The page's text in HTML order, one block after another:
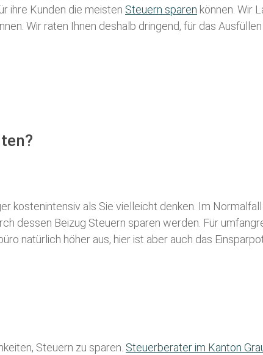
ihre Kunden die meisten Steuern sparen können. Wir
Wir raten Ihnen deshalb dringend, für das
kostenintensiv als Sie vielleicht denken. Im
dessen Beizug Steuern sparen werden. Für
natürlich höher aus, hier ist aber auch das
Steuern zu sparen. Steuerberater im K anton